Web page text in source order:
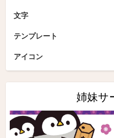
文字
テンプレート
アイコン
姉妹サ